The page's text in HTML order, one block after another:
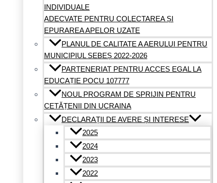
INDIVIDUALE
ADECVATE PENTRU COLECTAREA ȘI
EPURAREA APELOR UZATE
PLANUL DE CALITATE A AERULUI PENTRU
MUNICIPIUL SEBEȘ 2022-2026
PARTENERIAT PENTRU ACCES EGAL LA
EDUCAȚIE POCU 107777
NOUL PROGRAM DE SPRIJIN PENTRU
CETĂȚENII DIN UCRAINA
DECLARAȚII DE AVERE ȘI INTERESE
2025
2024
2023
2022